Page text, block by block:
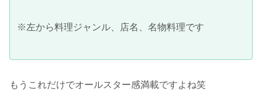
※左から料理ジャンル、店名、名物料理です
もうこれだけでオールスター感満載ですよね笑